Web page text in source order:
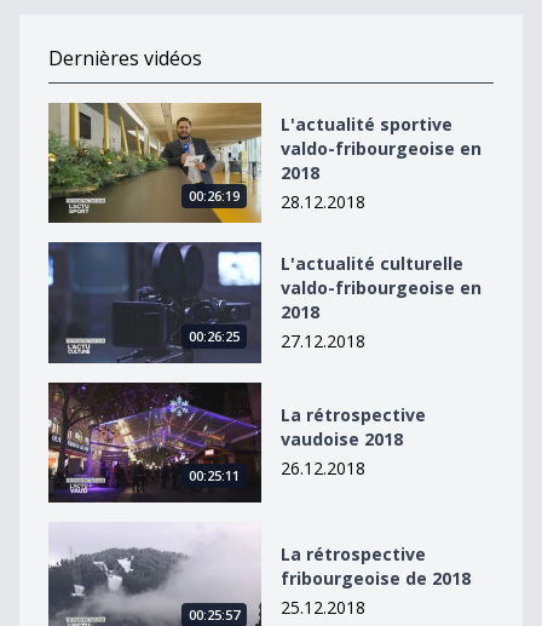
Dernières vidéos
L&#039;actualité sportive valdo-fribourgeoise en 2018
00:26:19
L'actualité sportive
valdo-fribourgeoise en
2018
28.12.2018
L&#039;actualité culturelle valdo-fribourgeoise en
00:26:25
L'actualité culturelle
valdo-fribourgeoise en
2018
27.12.2018
La rétrospective vaudoise 2018
00:25:11
La rétrospective
vaudoise 2018
26.12.2018
00:25:57
La rétrospective
fribourgeoise de 2018
25.12.2018